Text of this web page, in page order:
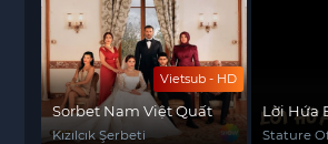
Vietsub - HD
Sorbet Nam Việt Quất
Kızılcık Şerbeti
Lời Hứa
Stature